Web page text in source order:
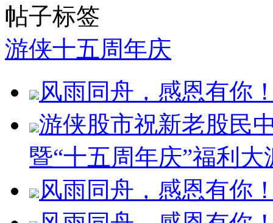
帖子标签
游侠十五周年庆
风雨同舟，感恩有你
游侠股市祝新老股民
暨“十五周年庆”福利
风雨同舟，感恩有你